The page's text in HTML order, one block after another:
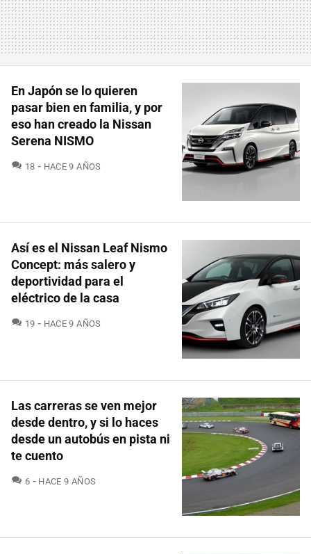
En Japón se lo quieren
pasar bien en familia, y por
eso han creado la Nissan
Serena NISMO
18 COMENTARIOS
HACE 9 AÑOS
Así es el Nissan Leaf Nismo
Concept: más salero y
deportividad para el
eléctrico de la casa
19 COMENTARIOS
HACE 9 AÑOS
Las carreras se ven mejor
desde dentro, y si lo haces
desde un autobús en pista ni
te cuento
6 COMENTARIOS
HACE 9 AÑOS